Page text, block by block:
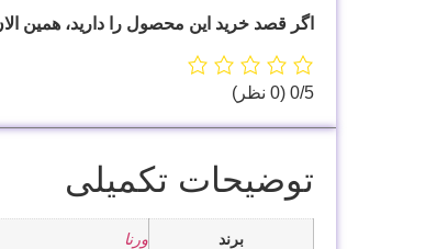
اگر قصد خرید این محصول را دارید، همین
‫0/5 ‫(0 نظر)
توضیحات تکمیلی
برند ورنا